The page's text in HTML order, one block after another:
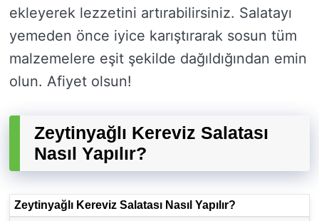
ekleyerek lezzetini artırabilirsiniz. Salatayı
yemeden önce iyice karıştırarak sosun tüm
malzemelere eşit şekilde dağıldığından emin
olun. Afiyet olsun!
Zeytinyağlı Kereviz Salatası
Nasıl Yapılır?
Zeytinyağlı Kereviz Salatası Nasıl Yapılır?